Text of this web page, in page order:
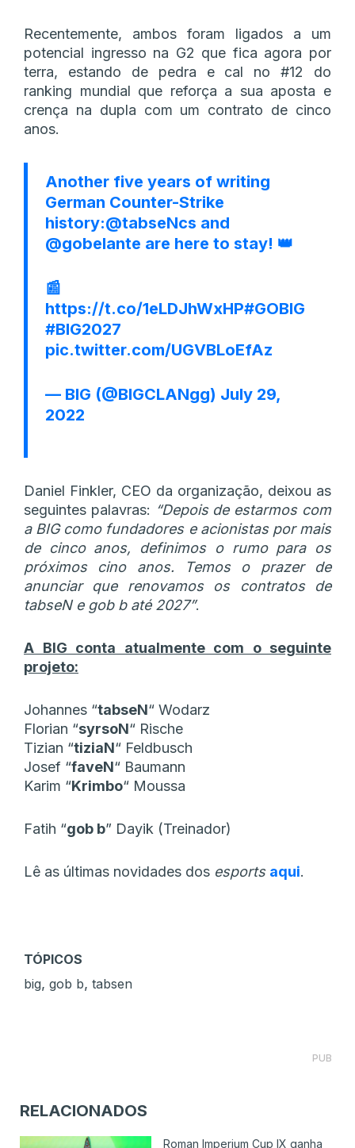
Recentemente, ambos foram ligados a um
potencial ingresso na G2 que fica agora por
terra, estando de pedra e cal no #12 do
ranking mundial que reforça a sua aposta e
crença na dupla com um contrato de cinco
anos.
Another five years of writing
German Counter-Strike
history:@tabseNcs and
@gobelante are here to stay! 👑
📰
https://t.co/1eLDJhWxHP#GOBIG
#BIG2027
pic.twitter.com/UGVBLoEfAz
— BIG (@BIGCLANgg) July 29,
2022
Daniel Finkler, CEO da organização, deixou as
seguintes palavras: “Depois de estarmos com
a BIG como fundadores e acionistas por mais
de cinco anos, definimos o rumo para os
próximos cino anos. Temos o prazer de
anunciar que renovamos os contratos de
tabseN e gob b até 2027”.
A BIG conta atualmente com o seguinte
projeto:
Johannes “⁠tabseN⁠“ Wodarz
Florian “⁠syrsoN⁠“ Rische
Tizian “⁠tiziaN⁠“ Feldbusch
Josef “⁠faveN⁠“ Baumann
Karim “⁠Krimbo⁠“ Moussa
Fatih “gob b” Dayik (Treinador)
Lê as últimas novidades dos esports aqui.
TÓPICOS
big, gob b, tabsen
PUB
RELACIONADOS
Roman Imperium Cup IX ganha